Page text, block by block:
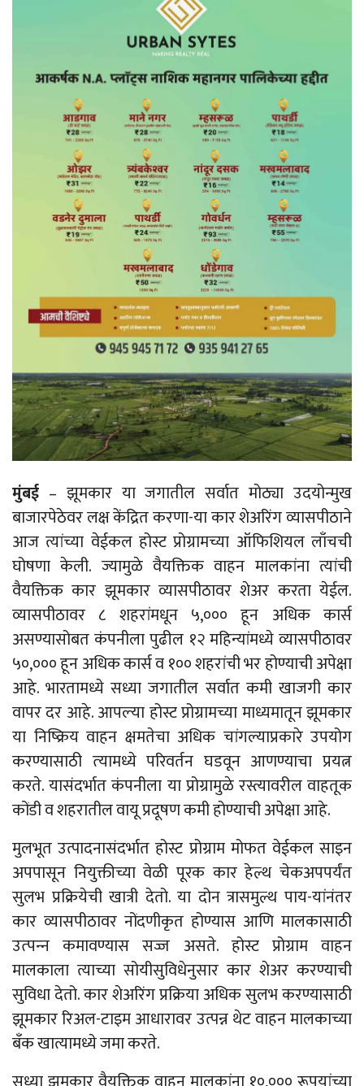
मुंबई – झूमकार या जगातील सर्वात मोठ्या उदयोन्‍मुख
बाजारपेठेवर लक्ष केंद्रित करणा-या कार शेअरिंग व्यासपीठाने
आज त्यांच्या वेईकल होस्ट प्रोग्रामच्या ऑफिशियल लाँचची
घोषणा केली. ज्यामुळे वैयक्तिक वाहन मालकांना त्यांची
वैयक्तिक कार झूमकार व्यासपीठावर शेअर करता येईल.
व्यासपीठावर ८ शहरांमधून ५,००० हून‍ अधिक कार्स
असण्यासोबत कंपनीला पुढील १२ महिन्यांमध्ये व्यासपीठावर
५०,००० हून अधिक कार्स व १०० शहरांची भर होण्याची अपेक्षा
आहे. भारतामध्ये सध्या जगातील सर्वात कमी खाजगी कार
वापर दर आहे. आपल्‍या होस्ट प्रोग्रामच्या माध्यमातून झूमकार
या निष्क्रिय वाहन क्षमतेचा अधिक चांगल्याप्रकारे उपयोग
करण्यासाठी त्‍यामध्ये परिवर्तन घडवून आणण्याचा प्रयत्न
करते. यासंदर्भात कंपनीला या प्रोग्रामुळे रस्त्यावरील वाहतूक
कोंडी व शहरातील वायू प्रदूषण कमी होण्याची अपेक्षा आहे.
मुलभूत उत्पादनासंदर्भात होस्ट प्रोग्राम मोफत वेईकल साइन
अपपासून नियुक्तीच्या वेळी पूरक कार हेल्थ चेकअपपर्यंत
सुलभ प्रक्रियेची खात्री देतो. या दोन त्रासमुल्थ पाय-यांनंतर
कार व्यासपीठावर नोंदणीकृत होण्यास आणि मालकासाठी
उत्‍पन्‍न कमावण्यास सज्ज असते. होस्ट प्रोग्राम वाहन
मालकाला त्याच्या सोयीसुविधेनुसार कार शेअर करण्याची
सुविधा देतो. कार शेअरिंग प्रक्रिया अधिक सुलभ करण्यासाठी
झूमकार रिअल-टाइम आधारावर उत्पन्न थेट वाहन मालकाच्या
बँक खात्यामध्ये जमा करते.